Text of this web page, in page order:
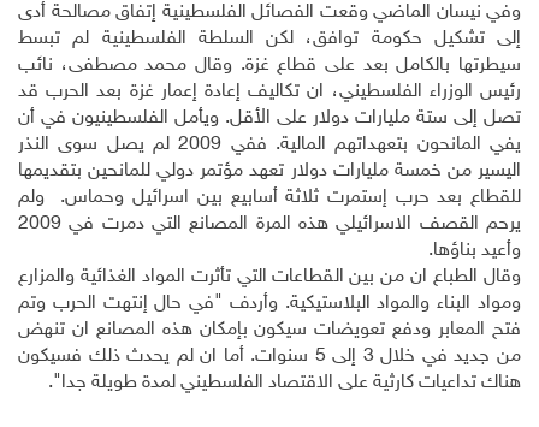
وفي نيسان الماضي وقعت الفصائل الفلسطينية إتفاق مصالحة أدى
إلى تشكيل حكومة توافق، لكن السلطة الفلسطينية لم تبسط
سيطرتها بالكامل بعد على قطاع غزة. وقال محمد مصطفى، نائب
رئيس الوزراء الفلسطيني، ان تكاليف إعادة إعمار غزة بعد الحرب قد
تصل إلى ستة مليارات دولار على الأقل. ويأمل الفلسطينيون في أن
يفي المانحون بتعهداتهم المالية. ففي 2009 لم يصل سوى النذر
اليسير من خمسة مليارات دولار تعهد مؤتمر دولي للمانحين بتقديمها
للقطاع بعد حرب إستمرت ثلاثة أسابيع بين اسرائيل وحماس. ولم
يرحم القصف الاسرائيلي هذه المرة المصانع التي دمرت في 2009
وأعيد بناؤها.
وقال الطباع ان من بين القطاعات التي تأثرت المواد الغذائية والمزارع
ومواد البناء والمواد البلاستيكية. وأردف "في حال إنتهت الحرب وتم
فتح المعابر ودفع تعويضات سيكون بإمكان هذه المصانع ان تنهض
من جديد في خلال 3 إلى 5 سنوات. أما ان لم يحدث ذلك فسيكون
هناك تداعيات كارثية على الاقتصاد الفلسطيني لمدة طويلة جدا".